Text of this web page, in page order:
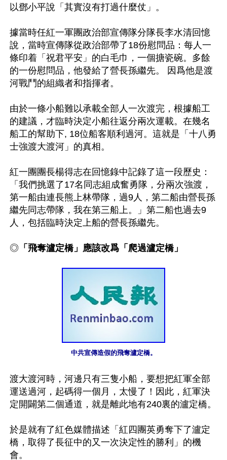
以鄧小平說「其實沒有打過什麼仗」。
據當時任紅一軍團政治部宣傳隊分隊長李水清回憶
說，當時宣傳隊從政治部帶了18份慰問品：每人一
條印着「祝君平安」的白毛巾，一個搪瓷碗。多餘
的一份慰問品，他發給了營長孫繼先。 因爲他是渡
河戰鬥的組織者和指揮者。
由於一條小船難以承載全部人一次渡完，根據船工
的建議，才臨時決定小船往返分兩次運載。在幾名
船工的幫助下, 18位船客順利過河。這就是「十八勇
士強渡大渡河」的真相。
紅一團團長楊得志在回憶錄中記錄了這一段歷史：
「我們挑選了17名同志組成奮勇隊，分兩次強渡，
第一船由連長熊上林帶隊，過9人，第二船由營長孫
繼先同志帶隊，我在第三船上。」第二船也過去9
人，包括臨時決定上船的營長孫繼先。
◎ 「飛奪瀘定橋」應該改爲「爬過瀘定橋」
中共宣傳造假的飛奪瀘定橋。
渡大渡河時，河邊只有三隻小船，要想把紅軍全部
運送過河，起碼得一個月，太慢了！因此，紅軍決
定開闢第二個通道，就是離此地有240裏的瀘定橋。
於是就有了紅色媒體描述「紅四團英勇奪下了瀘定
橋，取得了長征中的又一次決定性的勝利」的機
會。